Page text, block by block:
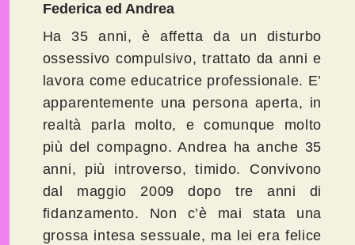
Federica ed Andrea
Ha 35 anni, è affetta da un disturbo
ossessivo compulsivo, trattato da anni e
lavora come educatrice professionale. E’
apparentemente una persona aperta, in
realtà parla molto, e comunque molto
più del compagno. Andrea ha anche 35
anni, più introverso, timido. Convivono
dal maggio 2009 dopo tre anni di
fidanzamento. Non c’è mai stata una
grossa intesa sessuale, ma lei era felice